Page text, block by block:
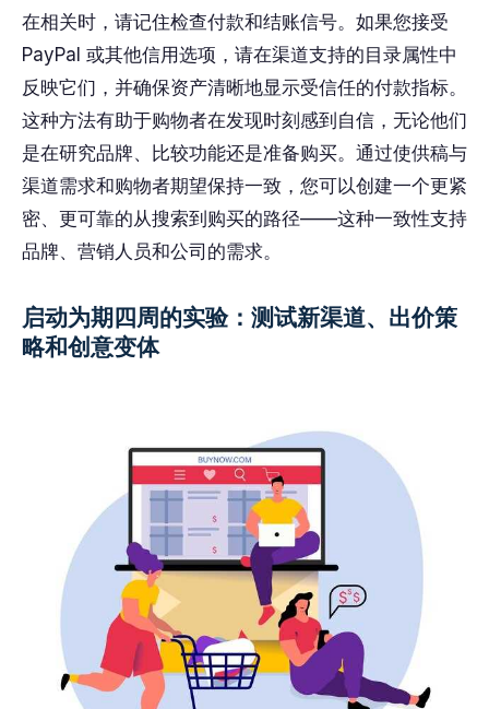
在相关时，请记住检查付款和结账信号。如果您接受
PayPal 或其他信用选项，请在渠道支持的目录属性中
反映它们，并确保资产清晰地显示受信任的付款指标。
这种方法有助于购物者在发现时刻感到自信，无论他们
是在研究品牌、比较功能还是准备购买。通过使供稿与
渠道需求和购物者期望保持一致，您可以创建一个更紧
密、更可靠的从搜索到购买的路径——这种一致性支持
品牌、营销人员和公司的需求。
启动为期四周的实验：测试新渠道、出价策
略和创意变体